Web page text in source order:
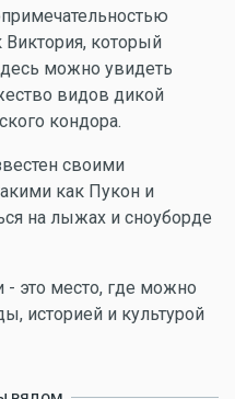
Виктория, который
можно увидеть
видов дикой
кондора.
своими
как Пукон и
на лыжах и сноуборде
это место, где можно
историей и культурой